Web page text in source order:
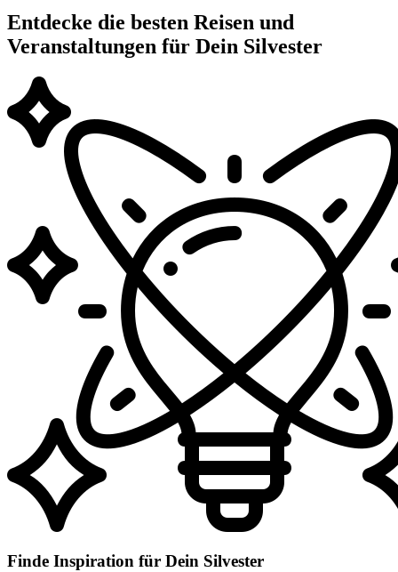
Entdecke die besten Reisen und
Veranstaltungen für Dein Silvester
Finde Inspiration für Dein Silvester